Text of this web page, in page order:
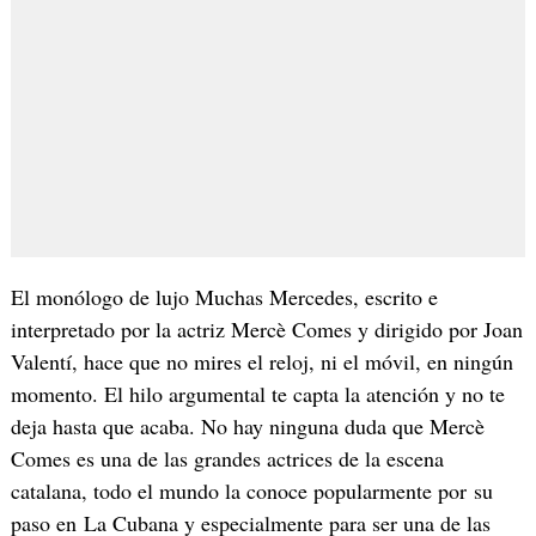
El monólogo de lujo Muchas Mercedes, escrito e
interpretado por la actriz Mercè Comes y dirigido por Joan
Valentí, hace que no mires el reloj, ni el móvil, en ningún
momento. El hilo argumental te capta la atención y no te
deja hasta que acaba. No hay ninguna duda que Mercè
Comes es una de las grandes actrices de la escena
catalana, todo el mundo la conoce popularmente por su
paso en La Cubana y especialmente para ser una de las